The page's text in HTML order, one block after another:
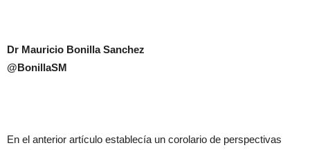
Dr Mauricio Bonilla Sanchez
@BonillaSM
En el anterior artículo establecía un corolario de perspectivas